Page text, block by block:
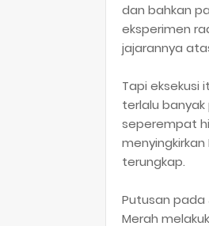
dan bahkan
eksperimen
jajarannya
Tapi eksekusi
terlalu
seperempat
terungkap.
Putusan pada
Merah